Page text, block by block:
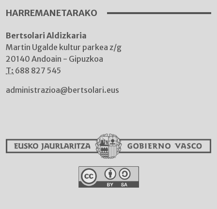
HARREMANETARAKO
Bertsolari Aldizkaria
Martin Ugalde kultur parkea z/g
20140 Andoain - Gipuzkoa
T: 688 827 545
administrazioa@bertsolari.eus